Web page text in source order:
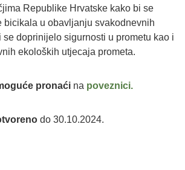
Republike Hrvatske kako bi se
bicikala u obavljanju svakodnevnih
se doprinijelo sigurnosti u prometu kao i
ekoloških utjecaja prometa.
pronaći na poveznici.
do 30.10.2024.